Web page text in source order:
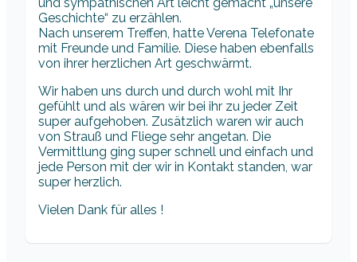
und sympathischen Art leicht gemacht „unsere
Geschichte“ zu erzählen.
Nach unserem Treffen, hatte Verena Telefonate
mit Freunde und Familie. Diese haben ebenfalls
von ihrer herzlichen Art geschwärmt.
Wir haben uns durch und durch wohl mit Ihr
gefühlt und als wären wir bei ihr zu jeder Zeit
super aufgehoben. Zusätzlich waren wir auch
von Strauß und Fliege sehr angetan. Die
Vermittlung ging super schnell und einfach und
jede Person mit der wir in Kontakt standen, war
super herzlich.
Vielen Dank für alles !